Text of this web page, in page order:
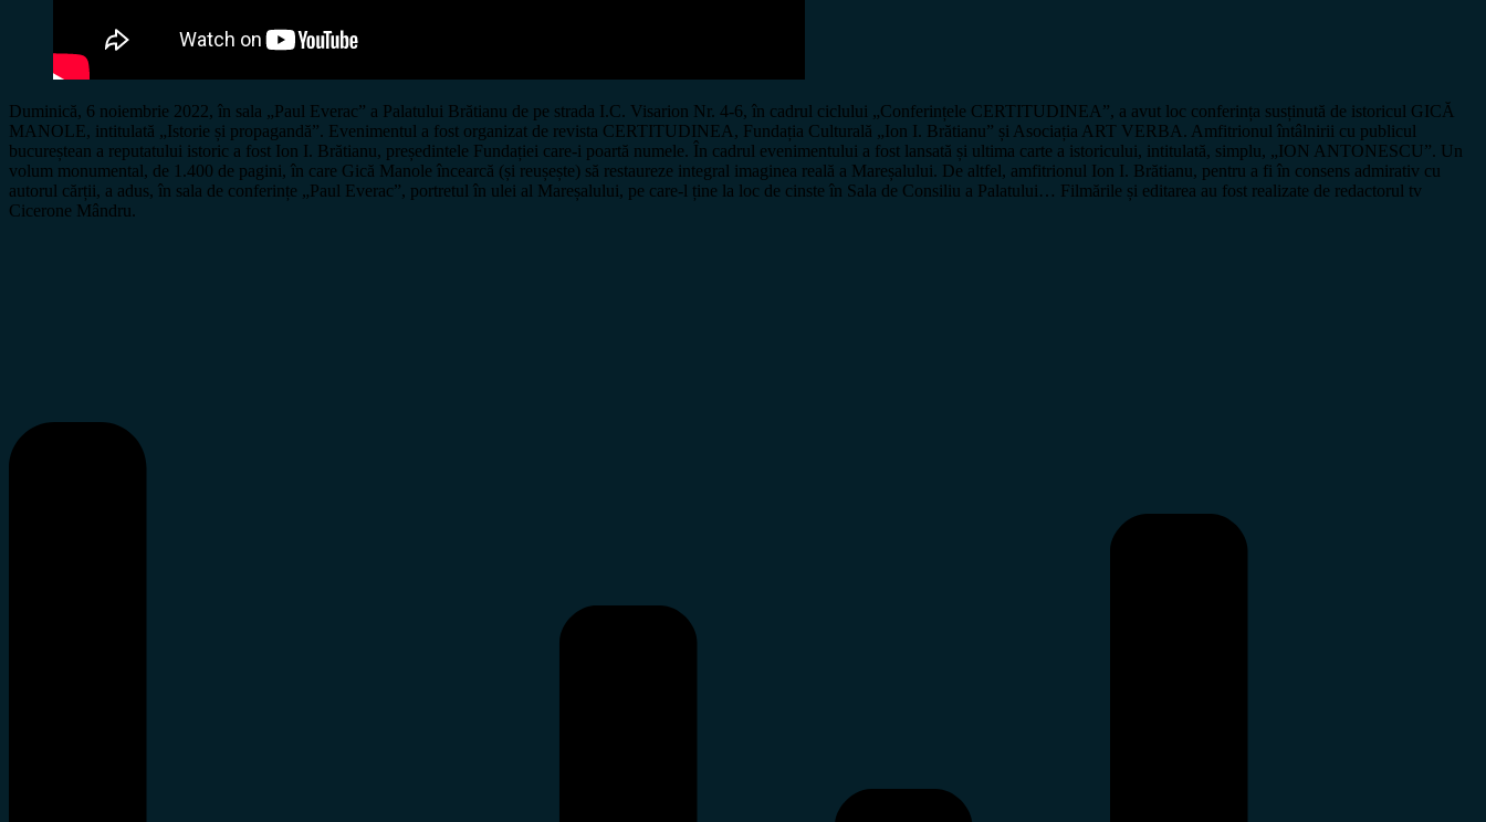
Duminică, 6 noiembrie 2022, în sala „Paul Everac” a Palatului Brătianu de pe strada I.C. Visarion Nr. 4-6, în cadrul ciclului „Conferințele CERTITUDINEA”, a avut loc conferința susținută de istoricul GICĂ
MANOLE, intitulată „Istorie și propagandă”. Evenimentul a fost organizat de revista CERTITUDINEA, Fundația Culturală „Ion I. Brătianu” și Asociația ART VERBA. Amfitrionul întâlnirii cu publicul
bucureștean a reputatului istoric a fost Ion I. Brătianu, președintele Fundației care-i poartă numele. În cadrul evenimentului a fost lansată și ultima carte a istoricului, intitulată, simplu, „ION ANTONESCU”. Un
volum monumental, de 1.400 de pagini, în care Gică Manole încearcă (și reușește) să restaureze integral imaginea reală a Mareșalului. De altfel, amfitrionul Ion I. Brătianu, pentru a fi în consens admirativ cu
autorul cărții, a adus, în sala de conferințe „Paul Everac”, portretul în ulei al Mareșalului, pe care-l ține la loc de cinste în Sala de Consiliu a Palatului… Filmările și editarea au fost realizate de redactorul tv
Cicerone Mândru.